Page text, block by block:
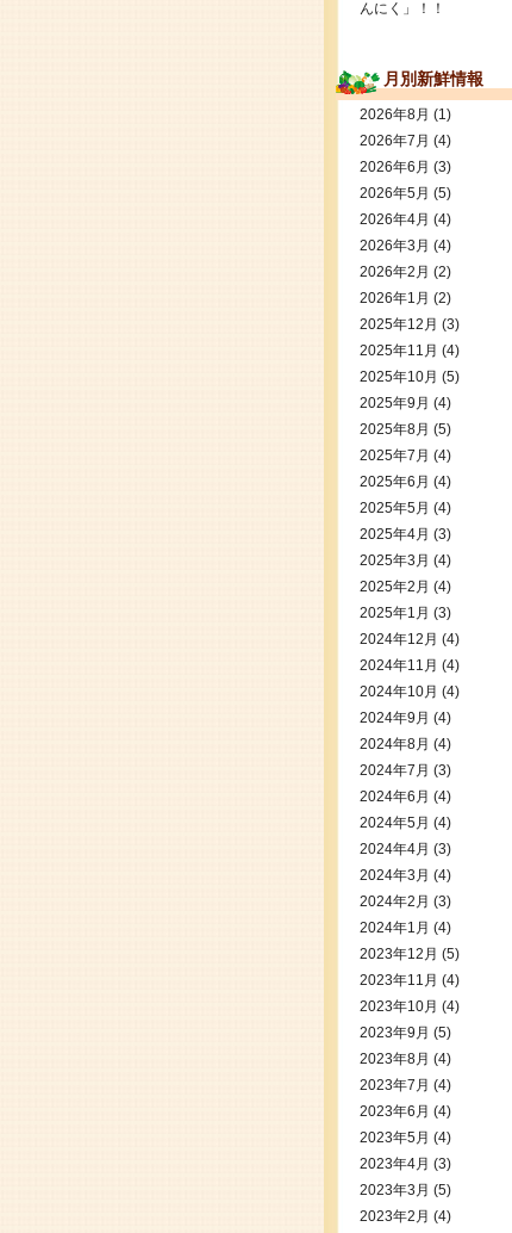
んにく」！！
月別新鮮情報
2026年8月 (1)
2026年7月 (4)
2026年6月 (3)
2026年5月 (5)
2026年4月 (4)
2026年3月 (4)
2026年2月 (2)
2026年1月 (2)
2025年12月 (3)
2025年11月 (4)
2025年10月 (5)
2025年9月 (4)
2025年8月 (5)
2025年7月 (4)
2025年6月 (4)
2025年5月 (4)
2025年4月 (3)
2025年3月 (4)
2025年2月 (4)
2025年1月 (3)
2024年12月 (4)
2024年11月 (4)
2024年10月 (4)
2024年9月 (4)
2024年8月 (4)
2024年7月 (3)
2024年6月 (4)
2024年5月 (4)
2024年4月 (3)
2024年3月 (4)
2024年2月 (3)
2024年1月 (4)
2023年12月 (5)
2023年11月 (4)
2023年10月 (4)
2023年9月 (5)
2023年8月 (4)
2023年7月 (4)
2023年6月 (4)
2023年5月 (4)
2023年4月 (3)
2023年3月 (5)
2023年2月 (4)